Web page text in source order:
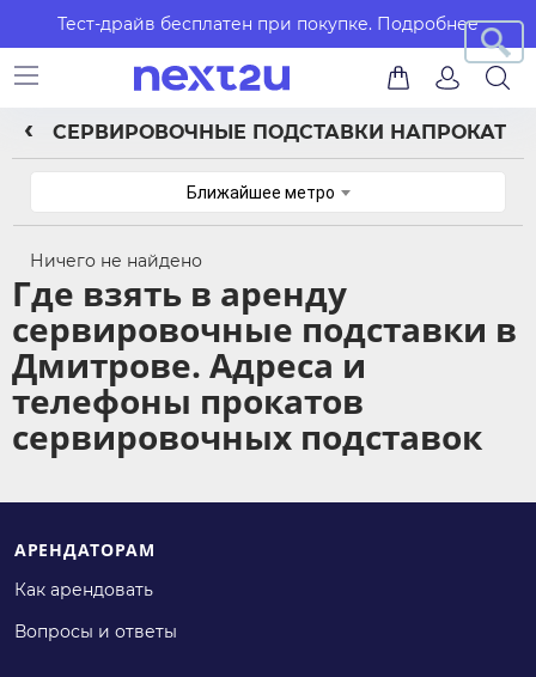
Тест-драйв бесплатен при покупке. Подробнее
СЕРВИРОВОЧНЫЕ ПОДСТАВКИ НАПРОКАТ
Ближайшее метро
Ничего не найдено
Где взять в аренду
сервировочные подставки в
Дмитрове. Адреса и
телефоны прокатов
сервировочных подставок
АРЕНДАТОРАМ
Как арендовать
Вопросы и ответы